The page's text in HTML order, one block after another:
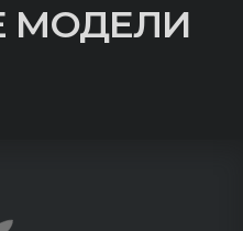
МОДЕЛИ